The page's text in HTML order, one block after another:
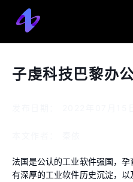
子虔科技巴黎办
法国是公认的工业软件强国，
有深厚的工业软件历史沉淀，